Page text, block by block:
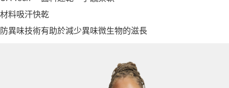
材料吸汗快乾
防異味技術有助於減少異味微生物的滋長